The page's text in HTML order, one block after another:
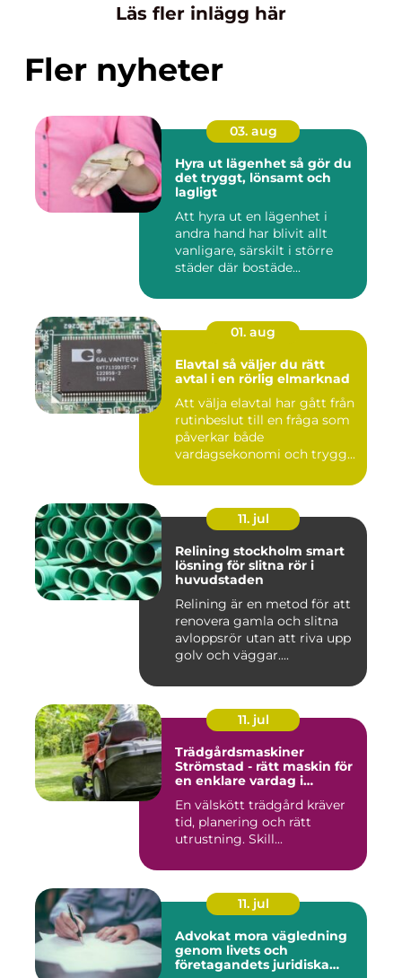
Läs fler inlägg här
Fler nyheter
03. aug
Hyra ut lägenhet så gör du
det tryggt, lönsamt och
lagligt
Att hyra ut en lägenhet i
andra hand har blivit allt
vanligare, särskilt i större
städer där bostäde...
01. aug
Elavtal så väljer du rätt
avtal i en rörlig elmarknad
Att välja elavtal har gått från
rutinbeslut till en fråga som
påverkar både
vardagsekonomi och trygg...
11. jul
Relining stockholm smart
lösning för slitna rör i
huvudstaden
Relining är en metod för att
renovera gamla och slitna
avloppsrör utan att riva upp
golv och väggar....
11. jul
Trädgårdsmaskiner
Strömstad - rätt maskin för
en enklare vardag i
En välskött trädgård kräver
tid, planering och rätt
utrustning. Skill...
11. jul
Advokat mora vägledning
genom livets och
företagandets juridiska